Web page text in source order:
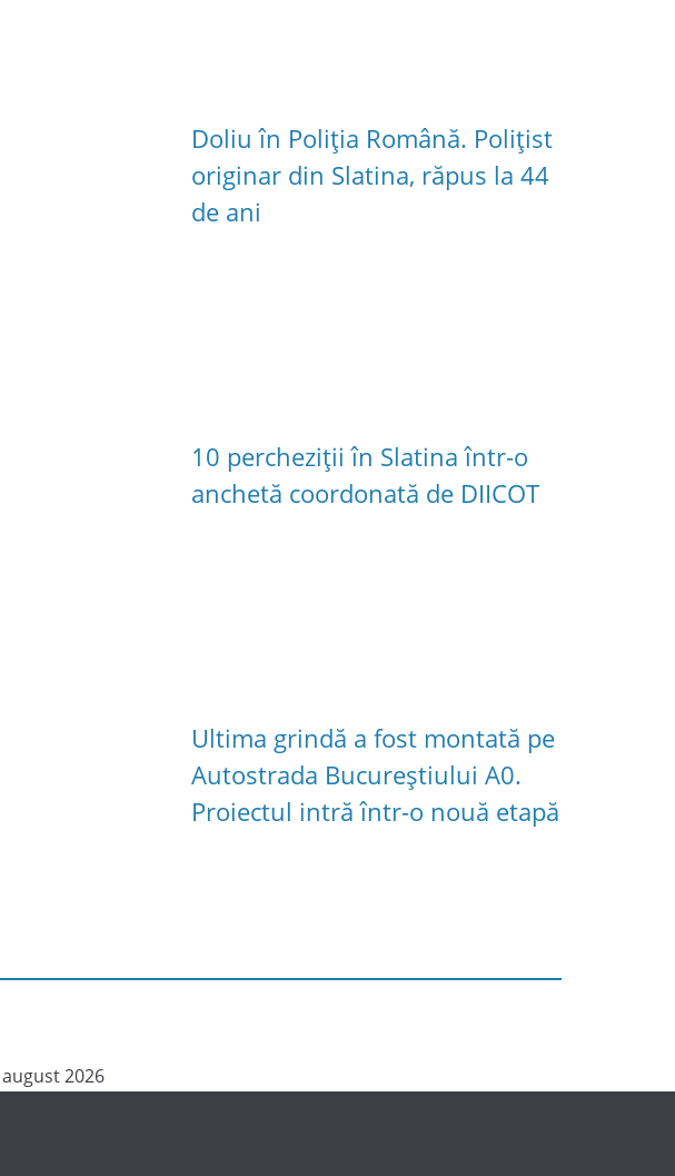
Doliu în Poliția Română. Polițist
originar din Slatina, răpus la 44
de ani
10 percheziții în Slatina într-o
anchetă coordonată de DIICOT
Ultima grindă a fost montată pe
Autostrada Bucureștiului A0.
Proiectul intră într-o nouă etapă
2026